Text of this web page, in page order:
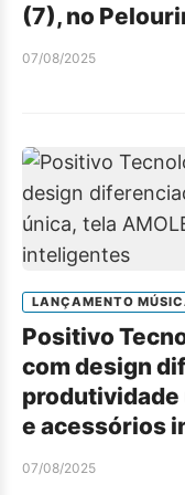
(7), no
07/08/2025
LANÇAMENTO
Positivo
com design
produtividade
e acessórios
07/08/2025